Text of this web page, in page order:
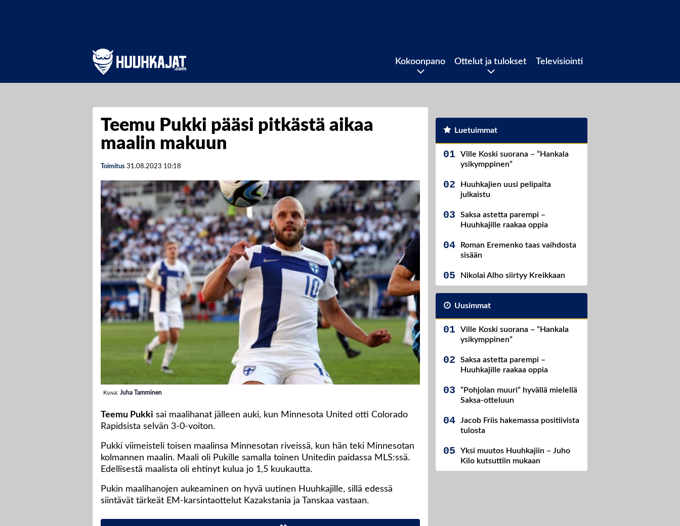
Kokoonpano Ottelut ja tulokset Televisiointi
Teemu Pukki pääsi pitkästä aikaa
maalin makuun
Toimitus 31.08.2023 10:18
Kuva: Juha Tamminen
Teemu Pukki sai maalihanat jälleen auki, kun Minnesota United otti Colorado
Rapidsista selvän 3-0-voiton.
Pukki viimeisteli toisen maalinsa Minnesotan riveissä, kun hän teki Minnesotan
kolmannen maalin. Maali oli Pukille samalla toinen Unitedin paidassa MLS:ssä.
Edellisestä maalista oli ehtinyt kulua jo 1,5 kuukautta.
Pukin maalihanojen aukeaminen on hyvä uutinen Huuhkajille, sillä edessä
siintävät tärkeät EM-karsintaottelut Kazakstania ja Tanskaa vastaan.
Luetuimmat
Ville Koski suorana – ”Hankala
ysikymppinen”
Huuhkajien uusi pelipaita
julkaistu
Saksa astetta parempi –
Huuhkajille raakaa oppia
Roman Eremenko taas vaihdosta
sisään
Nikolai Alho siirtyy Kreikkaan
Uusimmat
Ville Koski suorana – ”Hankala
ysikymppinen”
Saksa astetta parempi –
Huuhkajille raakaa oppia
”Pohjolan muuri” hyvällä mielellä
Saksa-otteluun
Jacob Friis hakemassa positiivista
tulosta
Yksi muutos Huuhkajiin – Juho
Kilo kutsuttiin mukaan